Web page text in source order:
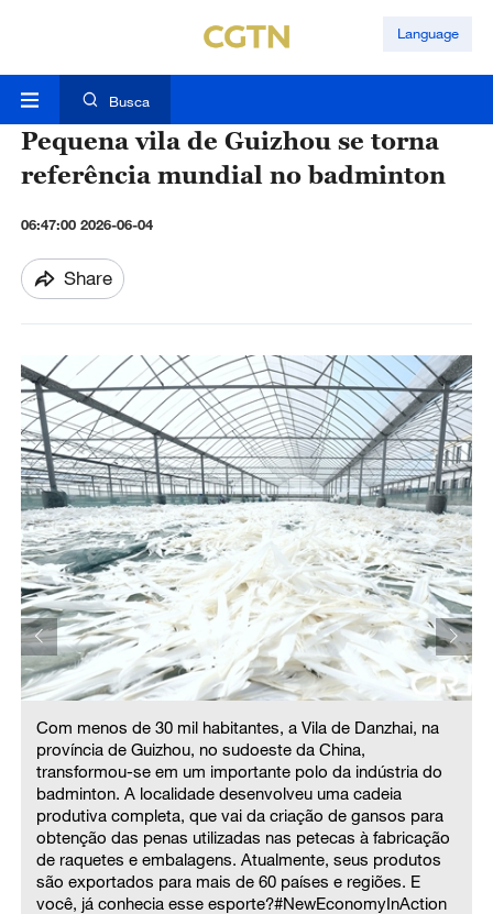
Language
Busca
Pequena vila de Guizhou se torna
referência mundial no badminton
06:47:00 2026-06-04
Share
Com menos de 30 mil habitantes, a Vila de Danzhai, na
província de Guizhou, no sudoeste da China,
transformou-se em um importante polo da indústria do
badminton. A localidade desenvolveu uma cadeia
produtiva completa, que vai da criação de gansos para
obtenção das penas utilizadas nas petecas à fabricação
de raquetes e embalagens. Atualmente, seus produtos
são exportados para mais de 60 países e regiões. E
você, já conhecia esse esporte?#NewEconomyInAction